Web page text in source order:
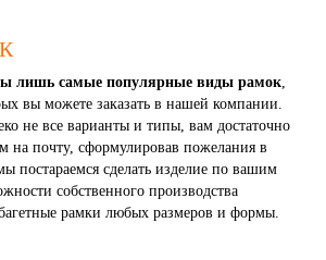
лишь самые популярные виды рамок,
вы можете заказать в нашей компании.
не все варианты и типы, вам достаточно
на почту, сформулировав пожелания в
постараемся сделать изделие по вашим
собственного производства
рамки любых размеров и формы.